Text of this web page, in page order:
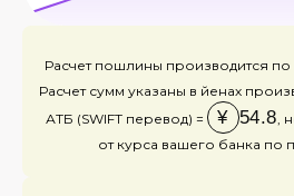
Расчет пошлины производится
Расчет сумм указаны в йенах
АТБ (SWIFT перевод) =
¥ 54.8 ,
от курса вашего банка по